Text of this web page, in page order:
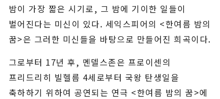
밤이 가장 짧은 시기로, 그 밤에 기이한 일들이
벌어진다는 미신이 있다. 세익스피어의 <한여름 밤의
꿈>은 그러한 미신들을 바탕으로 만들어진 희곡이다.
그로부터 17년 후, 멘델스존은 프로이센의
프리드리히 빌헬름 4세로부터 국왕 탄생일을
축하하기 위하여 공연되는 연극 <한여름 밤의 꿈>에